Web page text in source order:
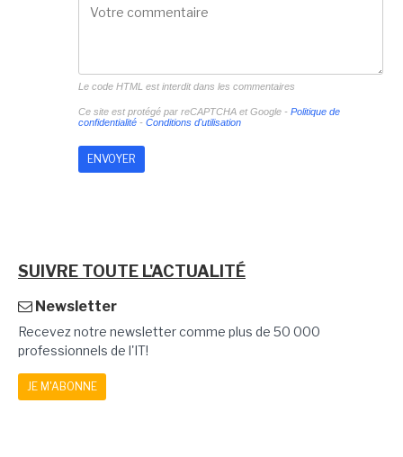
Le code HTML est interdit dans les commentaires
Ce site est protégé par reCAPTCHA et Google - Politique de
confidentialité- Conditions d'utilisation
SUIVRE TOUTE L'ACTUALITÉ
Newsletter
Recevez notre newsletter comme plus de 50 000
professionnels de l'IT!
JE M'ABONNE